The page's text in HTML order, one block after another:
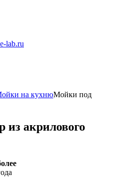
lab.ru
на кухнюМойки под
из акрилового